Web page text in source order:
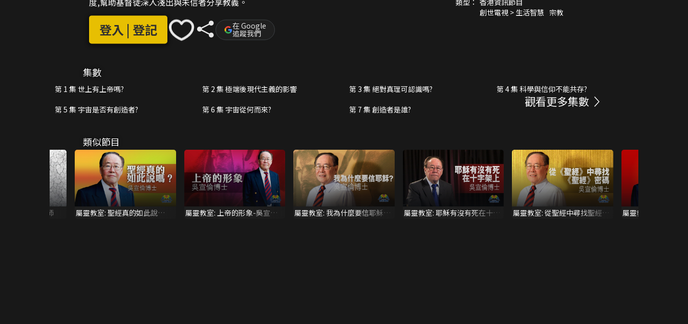
登入 | 登記 在 Google
追蹤我們
類型： 香港資訊節目
創世電視 > 生活智慧 宗教
集數
第 1 集 世上有上帝嗎? 第 2 集 極端後現代主義的影響 第 3 集 絕對真理可認識嗎?
第 4 集 科學與信仰不能共存?
第 5 集 宇宙是否有創造者?
第 6 集 宇宙從何而來? 第 7 集 創造者是誰?
觀看更多集數
類似節目
記 蘇穎睿牧師
屬靈教室: 聖經真的如此說
屬靈教室: 上帝的形象-吳宣倫
屬靈教室: 我為什麼要信耶穌-
屬靈教室: 耶穌有沒有死在十字
屬靈教室: 從聖經中尋找聖經密
屬靈教室:耶穌是誰-